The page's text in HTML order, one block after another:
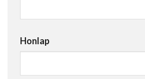
Honlap